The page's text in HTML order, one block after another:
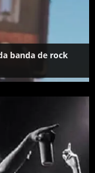
banda de rock